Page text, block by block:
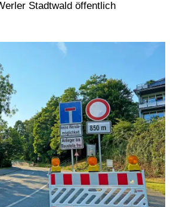
Stadtwald öffentlich